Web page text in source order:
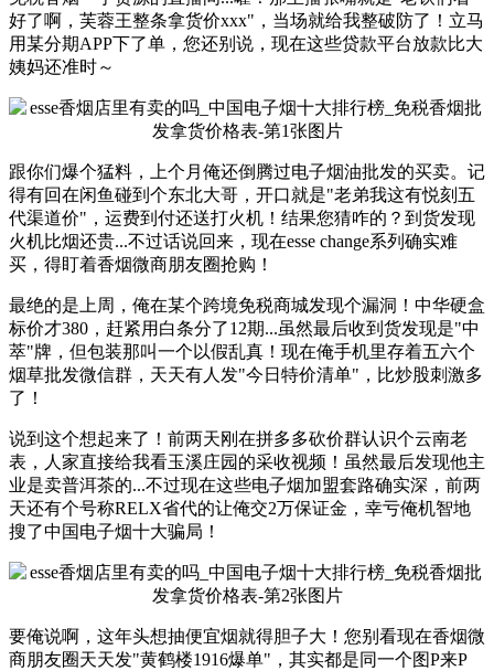
好了啊，芙蓉王整条拿货价xxx"，当场就给我整破防了！立马
用某分期APP下了单，您还别说，现在这些贷款平台放款比大
姨妈还准时～
跟你们爆个猛料，上个月俺还倒腾过电子烟油批发的买卖。记
得有回在闲鱼碰到个东北大哥，开口就是"老弟我这有悦刻五
代渠道价"，运费到付还送打火机！结果您猜咋的？到货发现
火机比烟还贵...不过话说回来，现在esse change系列确实难
买，得盯着香烟微商朋友圈抢购！
最绝的是上周，俺在某个跨境免税商城发现个漏洞！中华硬盒
标价才380，赶紧用白条分了12期...虽然最后收到货发现是"中
萃"牌，但包装那叫一个以假乱真！现在俺手机里存着五六个
烟草批发微信群，天天有人发"今日特价清单"，比炒股刺激多
了！
说到这个想起来了！前两天刚在拼多多砍价群认识个云南老
表，人家直接给我看玉溪庄园的采收视频！虽然最后发现他主
业是卖普洱茶的...不过现在这些电子烟加盟套路确实深，前两
天还有个号称RELX省代的让俺交2万保证金，幸亏俺机智地
搜了中国电子烟十大骗局！
要俺说啊，这年头想抽便宜烟就得胆子大！您别看现在香烟微
商朋友圈天天发"黄鹤楼1916爆单"，其实都是同一个图P来P